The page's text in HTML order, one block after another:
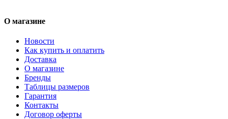
О магазине
Новости
Как купить и оплатить
Доставка
О магазине
Бренды
Таблицы размеров
Гарантия
Контакты
Договор оферты